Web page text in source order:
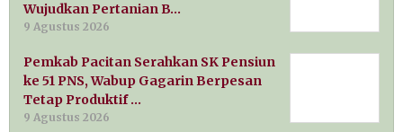
Wujudkan Pertanian B…
9 Agustus 2026
Pemkab Pacitan Serahkan SK Pensiun
ke 51 PNS, Wabup Gagarin Berpesan
Tetap Produktif …
9 Agustus 2026